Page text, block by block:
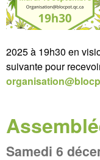
2025 à 19h30 en
suivante pour
Samedi 6